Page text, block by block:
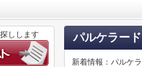
パルケラード
新着情報：パルケ
しします